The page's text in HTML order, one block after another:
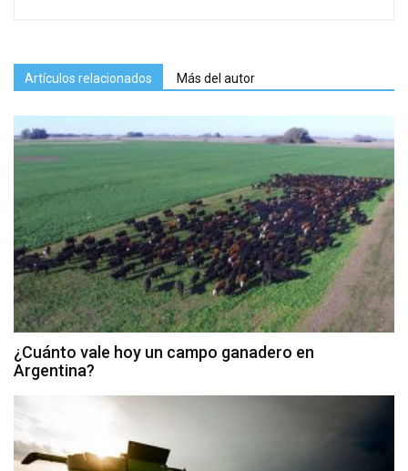
Artículos relacionados Más del autor
¿Cuánto vale hoy un campo ganadero en
Argentina?